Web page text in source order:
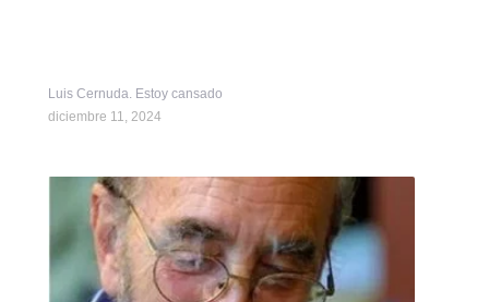
Luis Cernuda. Estoy cansado
diciembre 11, 2024